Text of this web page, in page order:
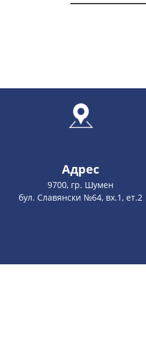
Адрес
9700, гр. Шумен
бул. Славянски №64, вх.1, ет.2